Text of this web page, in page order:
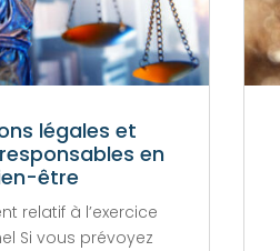
légales et
en
être
relatif à l’exercice
Si vous prévoyez